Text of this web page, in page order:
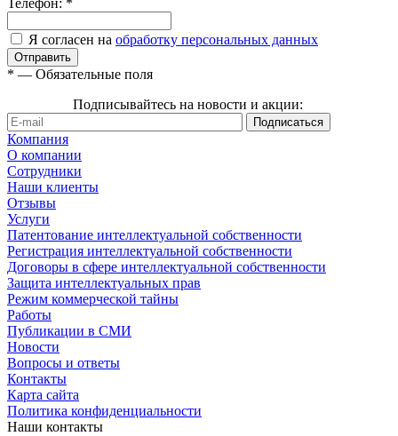
Телефон: *
Я согласен на обработку персональных данных
* — Обязательные поля
Подписывайтесь на новости и акции:
Компания
О компании
Сотрудники
Наши клиенты
Отзывы
Услуги
Патентование интеллектуальной собственности
Регистрация интеллектуальной собственности
Договоры в сфере интеллектуальной собственности
Защита интеллектуальных прав
Режим коммерческой тайны
Работы
Публикации в СМИ
Новости
Вопросы и ответы
Контакты
Карта сайта
Политика конфиденциальности
Наши контакты